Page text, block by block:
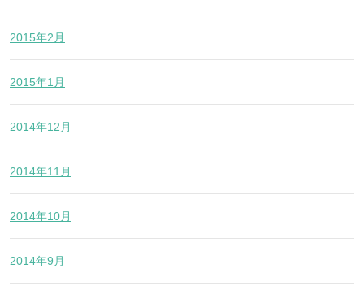
2015年2月
2015年1月
2014年12月
2014年11月
2014年10月
2014年9月